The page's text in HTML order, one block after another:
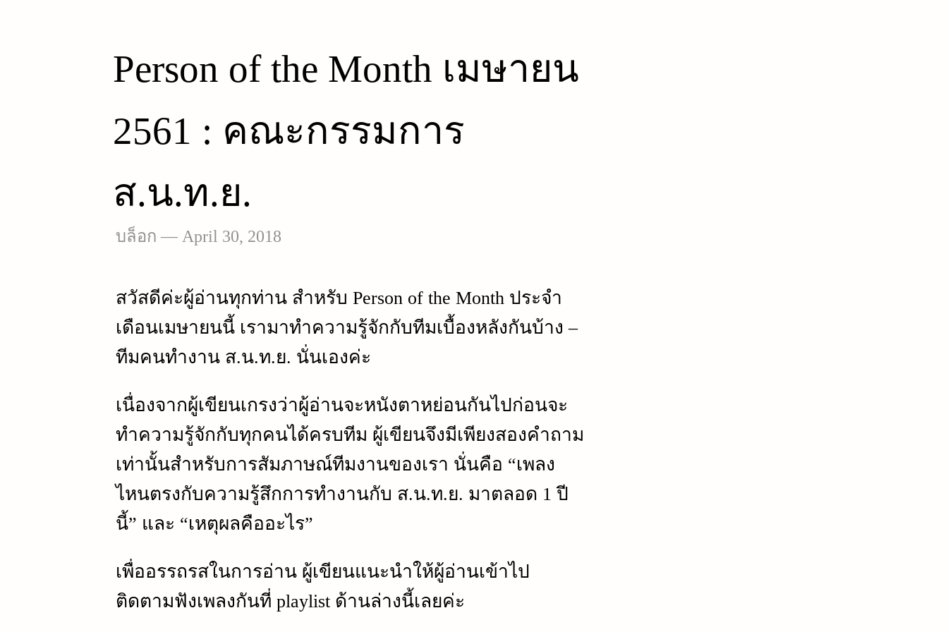
Person of the Month เมษายน
2561 : คณะกรรมการ
ส.น.ท.ย.
บล็อก — April 30, 2018
สวัสดีค่ะผู้อ่านทุกท่าน สำหรับ Person of the Month ประจำ
เดือนเมษายนนี้ เรามาทำความรู้จักกับทีมเบื้องหลังกันบ้าง –
ทีมคนทำงาน ส.น.ท.ย. นั่นเองค่ะ
เนื่องจากผู้เขียนเกรงว่าผู้อ่านจะหนังตาหย่อนกันไปก่อนจะ
ทำความรู้จักกับทุกคนได้ครบทีม ผู้เขียนจึงมีเพียงสองคำถาม
เท่านั้นสำหรับการสัมภาษณ์ทีมงานของเรา นั่นคือ “เพลง
ไหนตรงกับความรู้สึกการทำงานกับ ส.น.ท.ย. มาตลอด 1 ปี
นี้” และ “เหตุผลคืออะไร”
เพื่ออรรถรสในการอ่าน ผู้เขียนแนะนำให้ผู้อ่านเข้าไป
ติดตามฟังเพลงกันที่ playlist ด้านล่างนี้เลยค่ะ